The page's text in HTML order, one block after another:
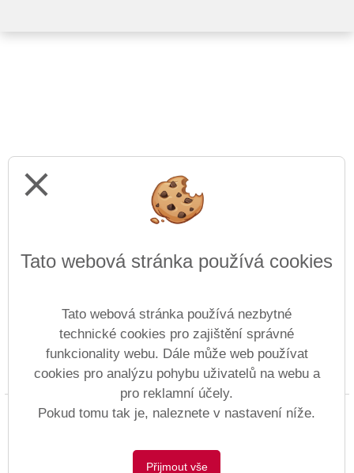
Prohlášení o přístupnosti Mapa webu Cookies
Copyright © 1997 - 2026 ZŠ Anežky České &
Postaveno ve službě
VlastníŠkolníWeb.cz
close
Tato webová stránka používá cookies
Tato webová stránka používá nezbytné
technické cookies pro zajištění správné
funkcionality webu. Dále může web používat
cookies pro analýzu pohybu uživatelů na webu a
pro reklamní účely.
Pokud tomu tak je, naleznete v nastavení níže.
Přijmout vše